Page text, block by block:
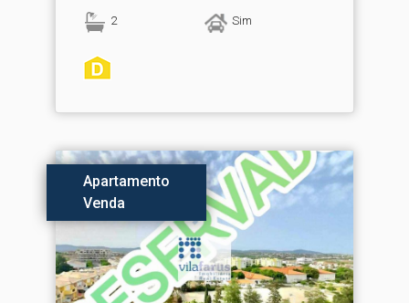
2 Sim
Apartamento
Venda